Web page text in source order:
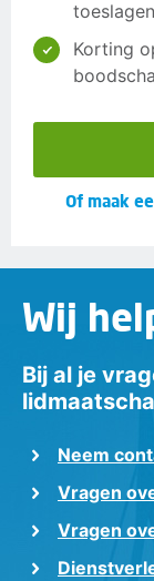
toeslagen
Korting
Of maak
Wij
Bij al je
Neem
Vragen
Vragen